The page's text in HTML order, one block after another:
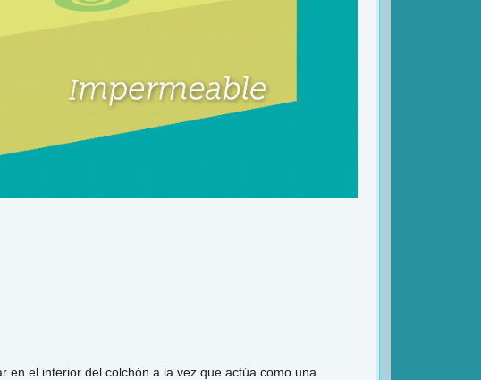
el interior del colchón a la vez que actúa como una